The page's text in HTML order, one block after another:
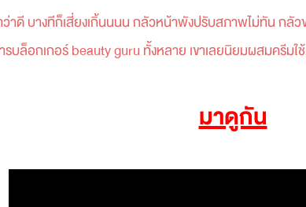
ว่าดี บางทีก็เสี่ยงเกิ้นนนน กลัวหน้าพังปรับสภาพไม่ทัน กลัว
บล็อกเกอร์ beauty guru ทั้งหลาย เขาเลยนิยมผสมครีมใ
มาดูกัน